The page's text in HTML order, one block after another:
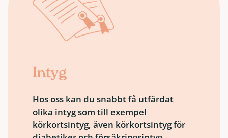
Intyg
Hos oss kan du snabbt få utfärdat
olika intyg som till exempel
körkortsintyg, även körkortsintyg för